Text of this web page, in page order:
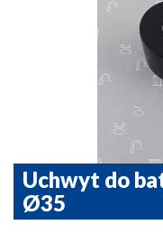
Uchwyt do
Ø35